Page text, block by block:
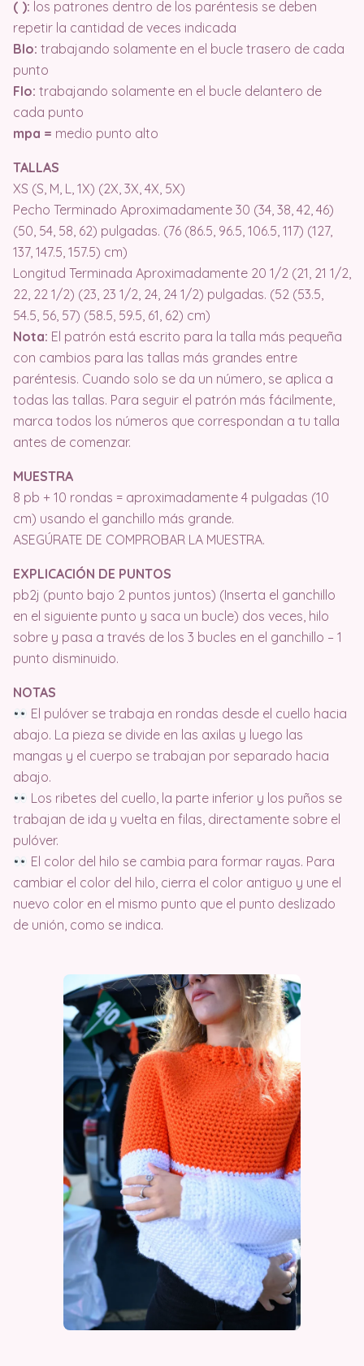
( ): los patrones dentro de los paréntesis se deben
repetir la cantidad de veces indicada
Blo: trabajando solamente en el bucle trasero de cada
punto
Flo: trabajando solamente en el bucle delantero de
cada punto
mpa = medio punto alto
TALLAS
XS (S, M, L, 1X) (2X, 3X, 4X, 5X)
Pecho Terminado Aproximadamente 30 (34, 38, 42, 46)
(50, 54, 58, 62) pulgadas. (76 (86.5, 96.5, 106.5, 117) (127,
137, 147.5, 157.5) cm)
Longitud Terminada Aproximadamente 20 1/2 (21, 21 1/2,
22, 22 1/2) (23, 23 1/2, 24, 24 1/2) pulgadas. (52 (53.5,
54.5, 56, 57) (58.5, 59.5, 61, 62) cm)
Nota: El patrón está escrito para la talla más pequeña
con cambios para las tallas más grandes entre
paréntesis. Cuando solo se da un número, se aplica a
todas las tallas. Para seguir el patrón más fácilmente,
marca todos los números que correspondan a tu talla
antes de comenzar.
MUESTRA
8 pb + 10 rondas = aproximadamente 4 pulgadas (10
cm) usando el ganchillo más grande.
ASEGÚRATE DE COMPROBAR LA MUESTRA.
EXPLICACIÓN DE PUNTOS
pb2j (punto bajo 2 puntos juntos) (Inserta el ganchillo
en el siguiente punto y saca un bucle) dos veces, hilo
sobre y pasa a través de los 3 bucles en el ganchillo – 1
punto disminuido.
NOTAS
El pulóver se trabaja en rondas desde el cuello hacia
abajo. La pieza se divide en las axilas y luego las
mangas y el cuerpo se trabajan por separado hacia
abajo.
Los ribetes del cuello, la parte inferior y los puños se
trabajan de ida y vuelta en filas, directamente sobre el
pulóver.
El color del hilo se cambia para formar rayas. Para
cambiar el color del hilo, cierra el color antiguo y une el
nuevo color en el mismo punto que el punto deslizado
de unión, como se indica.